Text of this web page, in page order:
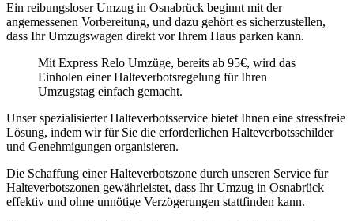
Ein reibungsloser Umzug in Osnabrück beginnt mit der
angemessenen Vorbereitung, und dazu gehört es sicherzustellen,
dass Ihr Umzugswagen direkt vor Ihrem Haus parken kann.
Mit Express Relo Umzüge, bereits ab 95€, wird das
Einholen einer Halteverbotsregelung für Ihren
Umzugstag einfach gemacht.
Unser spezialisierter Halteverbotsservice bietet Ihnen eine stressfreie
Lösung, indem wir für Sie die erforderlichen Halteverbotsschilder
und Genehmigungen organisieren.
Die Schaffung einer Halteverbotszone durch unseren Service für
Halteverbotszonen gewährleistet, dass Ihr Umzug in Osnabrück
effektiv und ohne unnötige Verzögerungen stattfinden kann.